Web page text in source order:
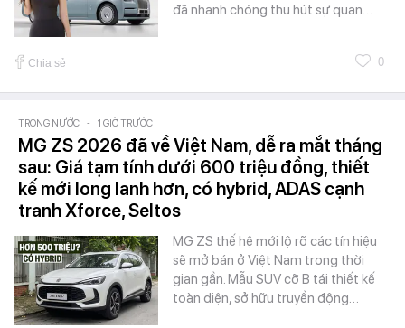
đã nhanh chóng thu hút sự quan…
Chia sẻ 0
TRONG NƯỚC - 1 GIỜ TRƯỚC
MG ZS 2026 đã về Việt Nam, dễ ra mắt tháng
sau: Giá tạm tính dưới 600 triệu đồng, thiết
kế mới long lanh hơn, có hybrid, ADAS cạnh
tranh Xforce, Seltos
MG ZS thế hệ mới lộ rõ các tín hiệu
sẽ mở bán ở Việt Nam trong thời
gian gần. Mẫu SUV cỡ B tái thiết kế
toàn diện, sở hữu truyền động…